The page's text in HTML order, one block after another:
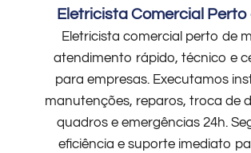
Eletricista Comercial Perto
Eletricista comercial perto de
atendimento rápido, técnico e
para empresas. Executamos
manutenções, reparos, troca de
quadros e emergências 24h.
eficiência e suporte imediato